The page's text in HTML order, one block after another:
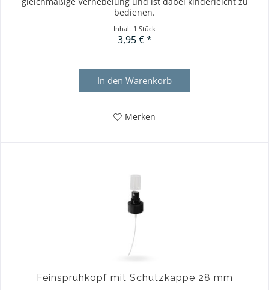
bedienen.
Inhalt 1 Stück
3,95 € *
In den Warenkorb
Merken
Feinsprühkopf mit Schutzkappe 28 mm